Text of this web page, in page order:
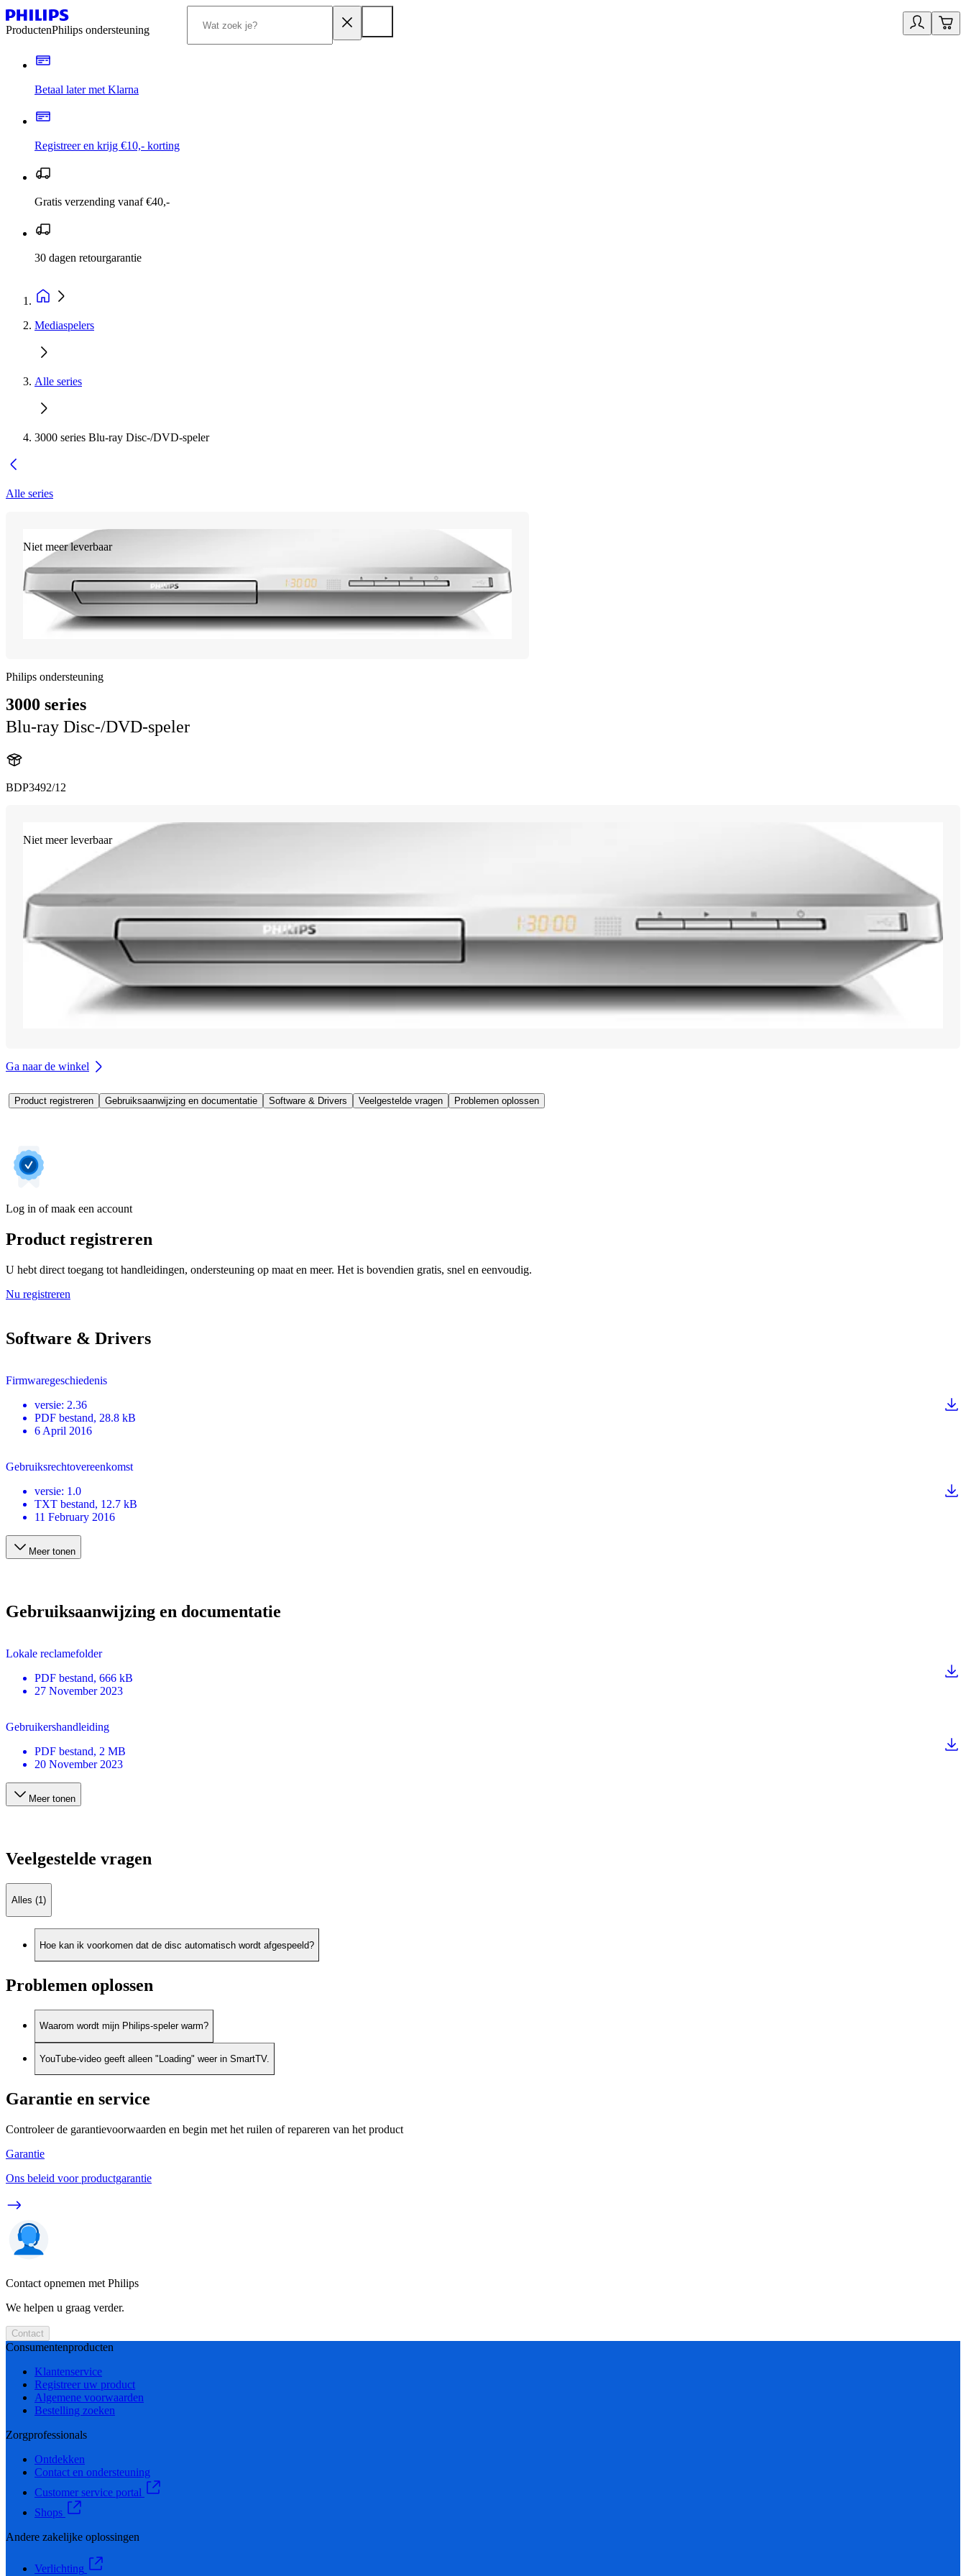
ProductenPhilips ondersteuning
Betaal later met Klarna
Registreer en krijg €10,- korting
Gratis verzending vanaf €40,-
30 dagen retourgarantie
Mediaspelers
Alle series
3000 series Blu-ray Disc-/DVD-speler
Alle series
Niet meer leverbaar
Philips ondersteuning
3000 series
Blu-ray Disc-/DVD-speler
BDP3492/12
Niet meer leverbaar
Ga naar de winkel
Product registreren Gebruiksaanwijzing en documentatie Software & Drivers Veelgestelde vragen Problemen oplossen
Log in of maak een account
Product registreren
U hebt direct toegang tot handleidingen, ondersteuning op maat en meer. Het is bovendien gratis, snel en eenvoudig.
Nu registreren
Software & Drivers
Firmwaregeschiedenis
versie: 2.36
PDF bestand, 28.8 kB
6 April 2016
Gebruiksrechtovereenkomst
versie: 1.0
TXT bestand, 12.7 kB
11 February 2016
Meer tonen
Gebruiksaanwijzing en documentatie
Lokale reclamefolder
PDF bestand, 666 kB
27 November 2023
Gebruikershandleiding
PDF bestand, 2 MB
20 November 2023
Meer tonen
Veelgestelde vragen
Alles (1)
Hoe kan ik voorkomen dat de disc automatisch wordt afgespeeld?
Problemen oplossen
Waarom wordt mijn Philips-speler warm?
YouTube-video geeft alleen "Loading" weer in SmartTV.
Garantie en service
Controleer de garantievoorwaarden en begin met het ruilen of repareren van het product
Garantie
Ons beleid voor productgarantie
Contact opnemen met Philips
We helpen u graag verder.
Contact
Consumentenproducten
Klantenservice
Registreer uw product
Algemene voorwaarden
Bestelling zoeken
Zorgprofessionals
Ontdekken
Contact en ondersteuning
Customer service portal
Shops
Andere zakelijke oplossingen
Verlichting